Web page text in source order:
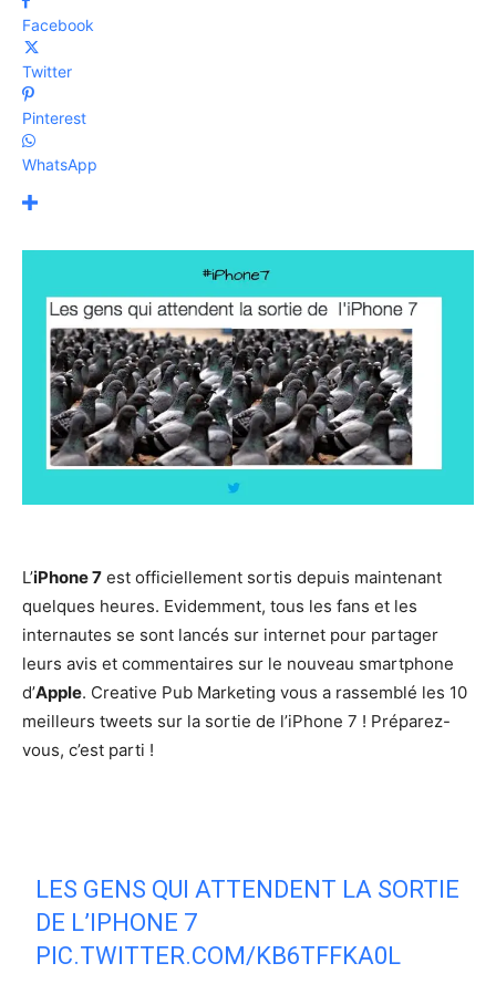
Facebook
Twitter
Pinterest
WhatsApp
L’iPhone 7 est officiellement sortis depuis maintenant
quelques heures. Evidemment, tous les fans et les
internautes se sont lancés sur internet pour partager
leurs avis et commentaires sur le nouveau smartphone
d’Apple. Creative Pub Marketing vous a rassemblé les 10
meilleurs tweets sur la sortie de l’iPhone 7 ! Préparez-
vous, c’est parti !
LES GENS QUI ATTENDENT LA SORTIE
DE L’IPHONE 7
PIC.TWITTER.COM/KB6TFFKA0L